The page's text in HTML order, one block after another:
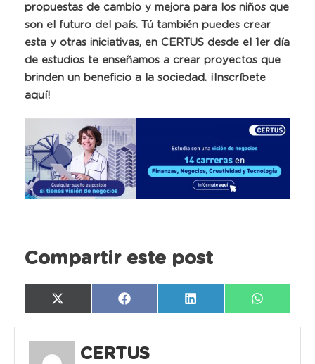
propuestas de cambio y mejora para los niños que
son el futuro del país. Tú también puedes crear
esta y otras iniciativas, en CERTUS desde el 1er día
de estudios te enseñamos a crear proyectos que
brinden un beneficio a la sociedad. ¡Inscríbete
aquí!
Compartir este post
Compartir
en
X
(Twitter)
Compartir
en
Facebook
Compartir
en
LinkedIn
Compartir
en
CERTUS